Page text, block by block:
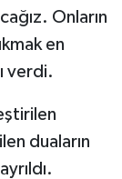
Onların
en
verdi.
duaların